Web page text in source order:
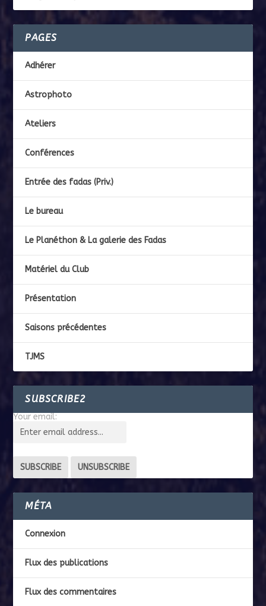
PAGES
Adhérer
Astrophoto
Ateliers
Conférences
Entrée des fadas (Priv.)
Le bureau
Le Planéthon & La galerie des Fadas
Matériel du Club
Présentation
Saisons précédentes
TJMS
SUBSCRIBE2
Your email:
MÉTA
Connexion
Flux des publications
Flux des commentaires